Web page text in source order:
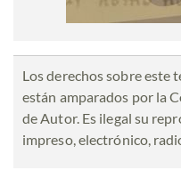
Los derechos sobre este
están amparados por la
de Autor. Es ilegal su
impreso, electrónico,